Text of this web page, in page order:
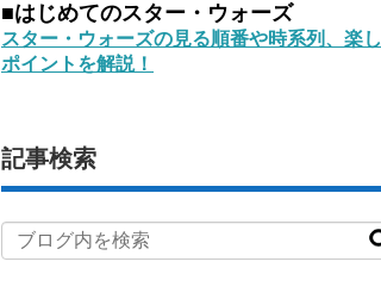
■はじめてのスター・ウォーズ
スター・ウォーズの見る順番や時系列、楽
ポイントを解説！
記事検索